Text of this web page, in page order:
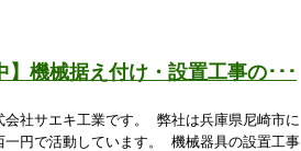
】機械据え付け・設置工事の･･･
会社サエキ工業です。 弊社は兵庫県尼崎市に
一円で活動しています。 機械器具の設置工事